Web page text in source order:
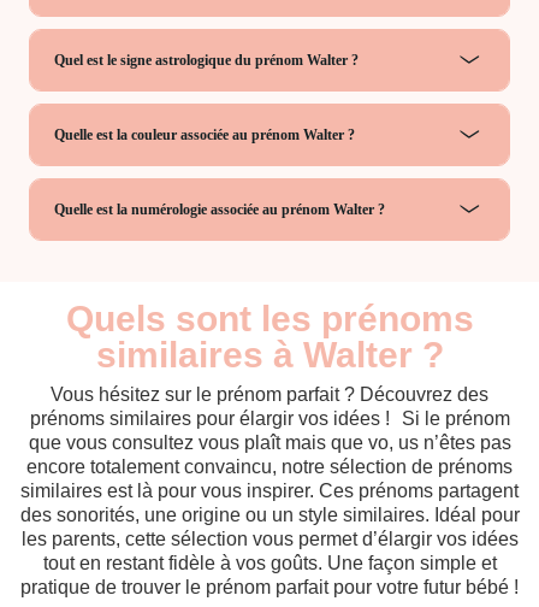
Quel est le signe astrologique du prénom Walter ?
Quelle est la couleur associée au prénom Walter ?
Quelle est la numérologie associée au prénom Walter ?
Quels sont les prénoms
similaires à Walter ?
Vous hésitez sur le prénom parfait ? Découvrez des
prénoms similaires pour élargir vos idées ! Si le prénom
que vous consultez vous plaît mais que vo, us n’êtes pas
encore totalement convaincu, notre sélection de prénoms
similaires est là pour vous inspirer. Ces prénoms partagent
des sonorités, une origine ou un style similaires. Idéal pour
les parents, cette sélection vous permet d’élargir vos idées
tout en restant fidèle à vos goûts. Une façon simple et
pratique de trouver le prénom parfait pour votre futur bébé !